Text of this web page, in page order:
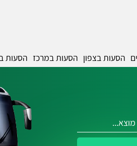
הסעות בצפון הסעות במרכז הסעות